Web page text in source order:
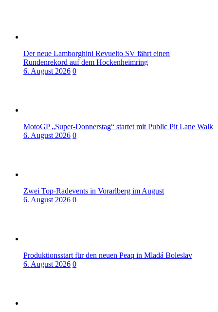
Der neue Lamborghini Revuelto SV fährt einen
Rundenrekord auf dem Hockenheimring
6. August 2026 0
MotoGP „Super-Donnerstag“ startet mit Public Pit Lane Walk
6. August 2026 0
Zwei Top-Radevents in Vorarlberg im August
6. August 2026 0
Produktionsstart für den neuen Peaq in Mladá Boleslav
6. August 2026 0